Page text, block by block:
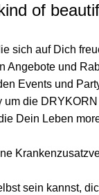
of
sich auf Dich
Angebote und
Events und
die
Dein Leben
sein kannst,